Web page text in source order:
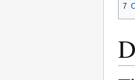
7